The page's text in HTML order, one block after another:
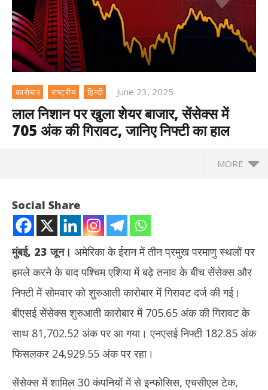
कारोबार राष्ट्रीय हिन्दी June 23, 2025
लाल निशान पर खुला शेयर बाजार, सेंसेक्स में
705 अंक की गिरावट, जानिए निफ्टी का हाल
MORE
NOW VIEWING
का हाल
Social Share
मुंबई, 23 जून। अमेरिका के ईरान में तीन प्रमुख परमाणु स्थलों पर
हमले करने के बाद पश्चिम एशिया में बढ़े तनाव के बीच सेंसेक्स और
निफ्टी में सोमवार को शुरुआती कारोबार में गिरावट दर्ज की गई।
बीएसई सेंसेक्स शुरुआती कारोबार में 705.65 अंक की गिरावट के
साथ 81,702.52 अंक पर आ गया। एनएसई निफ्टी 182.85 अंक
फिसलकर 24,929.55 अंक पर रहा।
सेंसेक्स में शामिल 30 कंपनियों में से इन्फोसिस, एचसीएल टेक,